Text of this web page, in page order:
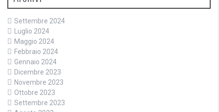
Settembre 2024
Luglio 2024
Maggio 2024
Febbraio 2024
Gennaio 2024
Dicembre 2023
Novembre 2023
Ottobre 2023
Settembre 2023